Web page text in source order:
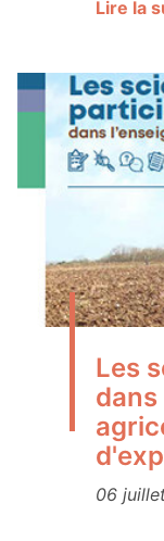
Lire la
Les
06